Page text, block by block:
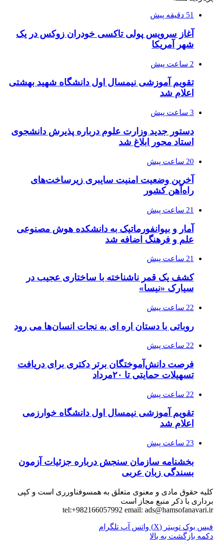
51 دقیقه پیش
آغاز سرویس پولی تاکسی خودران زوکس در یک
شهر آمریکا
2 ساعت پیش
تقویم آموزشی نیمسال اول دانشگاه شهید بهشتی
اعلام شد
3 ساعت پیش
دستور جدید وزارت علوم درباره پذیرش دانشجوی
استاد محور ابلاغ شد
20 ساعت پیش
آخرین وضعیت امنیت سایبری زیرساخت‌های
راه‌آهن کشور
21 ساعت پیش
آمار و بیوانفورماتیک به دانشکده هوش مصنوعی
علم و فرهنگ اضافه شد
21 ساعت پیش
کشف یک قمر ناشناخته با ساختاری عجیب در
سیارک «نیسا»
22 ساعت پیش
روباتی با دستان اره ای به نجات انسان‌ها می رود
22 ساعت پیش
فرصت دانش‌آموختگان برتر دکتری‌ برای دریافت
تسهیلات حمایتی تا ۲۰مرداد
22 ساعت پیش
تقویم آموزشی نیمسال اول دانشگاه خوارزمی
اعلام شد
23 ساعت پیش
بخشنامه سازمان سنجش درباره جزئیات آزمون
بسندگی زبان عربی
کلیه حقوق مادی و معنوی متعلق به همسوفناورری است و کپی
برداری با ذکر منبع مجاز است
tel:+982166057992 email: ads@hamsofanavari.ir
فیس بوک توییتر (X) واتس آپ تلگرام
دکمه بازگشت به بالا